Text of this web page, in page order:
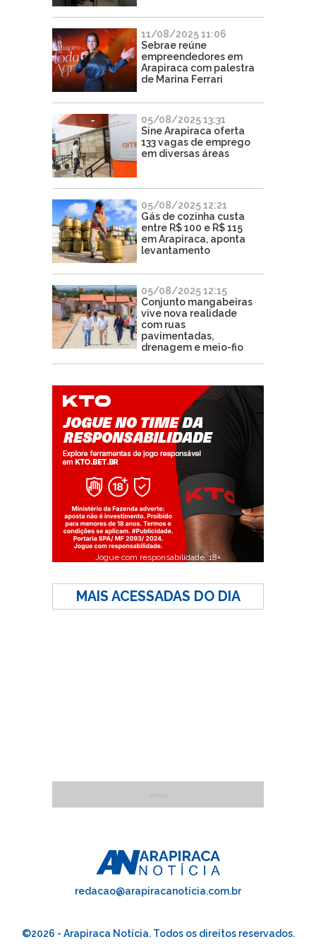
11/08/2025 11:06
Sebrae reúne
empreendedores em
Arapiraca com palestra
de Marina Ferrari
05/08/2025 13:31
Sine Arapiraca oferta
133 vagas de emprego
em diversas áreas
05/08/2025 12:21
Gás de cozinha custa
entre R$ 100 e R$ 115
em Arapiraca, aponta
levantamento
05/08/2025 12:15
Conjunto mangabeiras
vive nova realidade
com ruas
pavimentadas,
drenagem e meio-fio
Jogue com responsabilidade. 18+
MAIS ACESSADAS DO DIA
redacao@arapiracanoticia.com.br
©2026 - Arapiraca Notícia. Todos os direitos reservados.